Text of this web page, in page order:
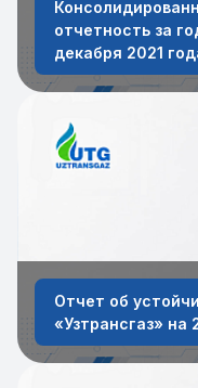
отчетность за
декабря 2021
Отчет об
«Узтрансгаз» на